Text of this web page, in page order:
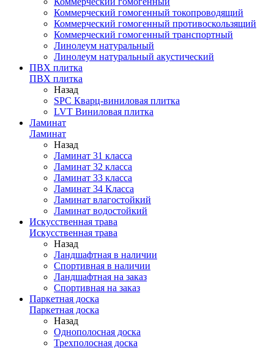
Коммерческий гомогенный токопроводящий
Коммерческий гомогенный противоскользящий
Коммерческий гомогенный транспортный
Линолеум натуральный
Линолеум натуральный акустический
ПВХ плитка
ПВХ плитка
Назад
SPC Кварц-виниловая плитка
LVT Виниловая плитка
Ламинат
Ламинат
Назад
Ламинат 31 класса
Ламинат 32 класса
Ламинат 33 класса
Ламинат 34 Класса
Ламинат влагостойкий
Ламинат водостойкий
Искусственная трава
Искусственная трава
Назад
Ландшафтная в наличии
Спортивная в наличии
Ландшафтная на заказ
Спортивная на заказ
Паркетная доска
Паркетная доска
Назад
Однополосная доска
Трехполосная доска